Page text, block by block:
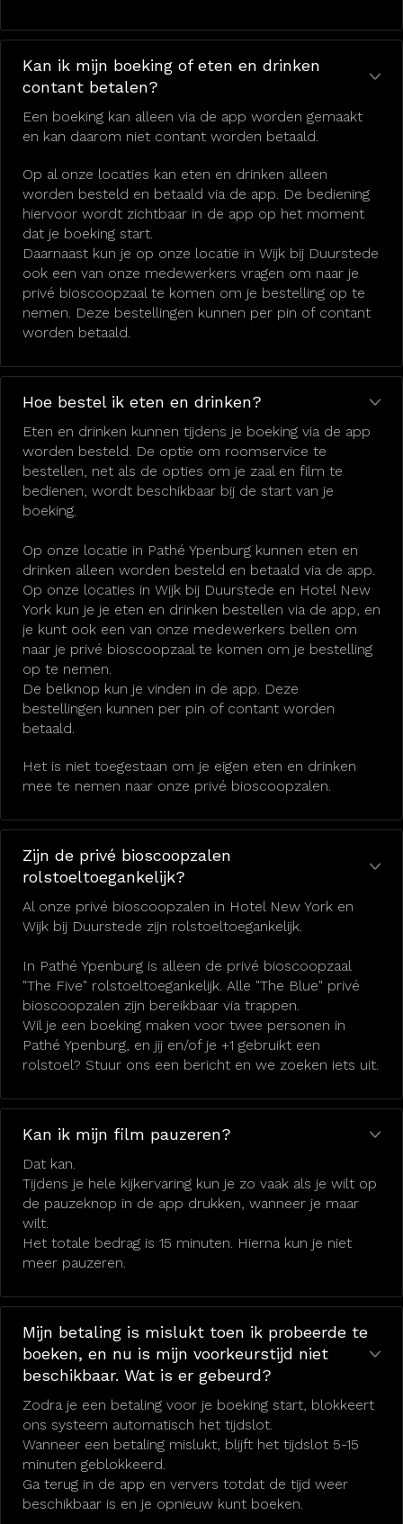
Kan ik mijn boeking of eten en drinken
contant betalen?
Een boeking kan alleen via de app worden gemaakt
en kan daarom niet contant worden betaald.
Op al onze locaties kan eten en drinken alleen
worden besteld en betaald via de app. De bediening
hiervoor wordt zichtbaar in de app op het moment
dat je boeking start.
Daarnaast kun je op onze locatie in Wijk bij Duurstede
ook een van onze medewerkers vragen om naar je
privé bioscoopzaal te komen om je bestelling op te
nemen. Deze bestellingen kunnen per pin of contant
worden betaald.
Hoe bestel ik eten en drinken?
Eten en drinken kunnen tijdens je boeking via de app
worden besteld. De optie om roomservice te
bestellen, net als de opties om je zaal en film te
bedienen, wordt beschikbaar bij de start van je
boeking.
Op onze locatie in Pathé Ypenburg kunnen eten en
drinken alleen worden besteld en betaald via de app.
Op onze locaties in Wijk bij Duurstede en Hotel New
York kun je je eten en drinken bestellen via de app, en
je kunt ook een van onze medewerkers bellen om
naar je privé bioscoopzaal te komen om je bestelling
op te nemen.
De belknop kun je vinden in de app. Deze
bestellingen kunnen per pin of contant worden
betaald.
Het is niet toegestaan om je eigen eten en drinken
mee te nemen naar onze privé bioscoopzalen.
Zijn de privé bioscoopzalen
rolstoeltoegankelijk?
Al onze privé bioscoopzalen in Hotel New York en
Wijk bij Duurstede zijn rolstoeltoegankelijk.
In Pathé Ypenburg is alleen de privé bioscoopzaal
"The Five" rolstoeltoegankelijk. Alle "The Blue" privé
bioscoopzalen zijn bereikbaar via trappen.
Wil je een boeking maken voor twee personen in
Pathé Ypenburg, en jij en/of je +1 gebruikt een
rolstoel? Stuur ons een bericht en we zoeken iets uit.
Kan ik mijn film pauzeren?
Dat kan.
Tijdens je hele kijkervaring kun je zo vaak als je wilt op
de pauzeknop in de app drukken, wanneer je maar
wilt.
Het totale bedrag is 15 minuten. Hierna kun je niet
meer pauzeren.
Mijn betaling is mislukt toen ik probeerde te
boeken, en nu is mijn voorkeurstijd niet
beschikbaar. Wat is er gebeurd?
Zodra je een betaling voor je boeking start, blokkeert
ons systeem automatisch het tijdslot.
Wanneer een betaling mislukt, blijft het tijdslot 5-15
minuten geblokkeerd.
Ga terug in de app en ververs totdat de tijd weer
beschikbaar is en je opnieuw kunt boeken.